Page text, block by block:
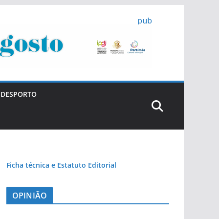
pub
DESPORTO
Ficha técnica e Estatuto Editorial
OPINIÃO